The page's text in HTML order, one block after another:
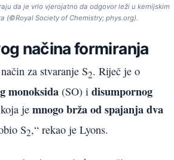
da je vrlo vjerojatno da odgovor leži u kemijskim
(©Royal Society of Chemistry; phys.org).
načina formiranja
za stvaranje S2. Riječ je o
monoksida (SO) i disumpornog
je mnogo brža od spajanja dva
S2,“ rekao je Lyons.